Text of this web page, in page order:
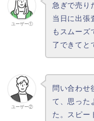
ユーザー①
急ぎで売り
当日に出張
もスムーズ
了できてと
ユーザー②
問い合わせ
て、思った
た。スピー